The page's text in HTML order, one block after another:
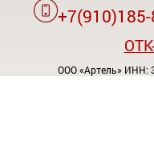
ООО «Артель» ИНН: